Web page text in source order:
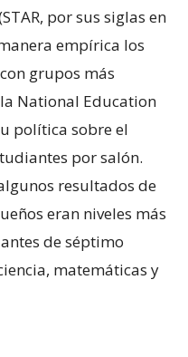
por sus siglas en
empírica los
grupos más
la National Education
política sobre el
por salón.
resultados de
eran niveles más
de séptimo
matemáticas y